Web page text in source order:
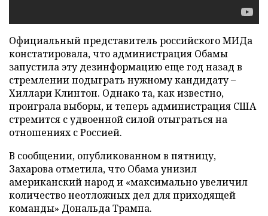
Официальный представитель российского МИДа
констатировала, что администрация Обамы
запустила эту дезинформацию еще год назад в
стремлении подыграть нужному кандидату –
Хиллари Клинтон. Однако та, как известно,
проиграла выборы, и теперь администрация США
стремится с удвоенной силой отыграться на
отношениях с Россией.
В сообщении, опубликованном в пятницу,
Захарова отметила, что Обама унизил
американский народ и «максимально увеличил
количество неотложных дел для приходящей
команды» Дональда Трампа.